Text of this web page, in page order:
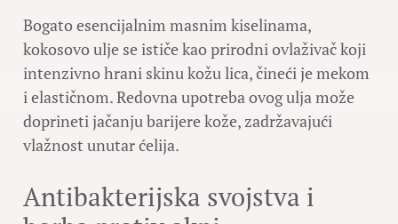
Bogato esencijalnim masnim kiselinama,
kokosovo ulje se ističe kao prirodni ovlaživač koji
intenzivno hrani skinu kožu lica, čineći je mekom
i elastičnom. Redovna upotreba ovog ulja može
doprineti jačanju barijere kože, zadržavajući
vlažnost unutar ćelija.
Antibakterijska svojstva i